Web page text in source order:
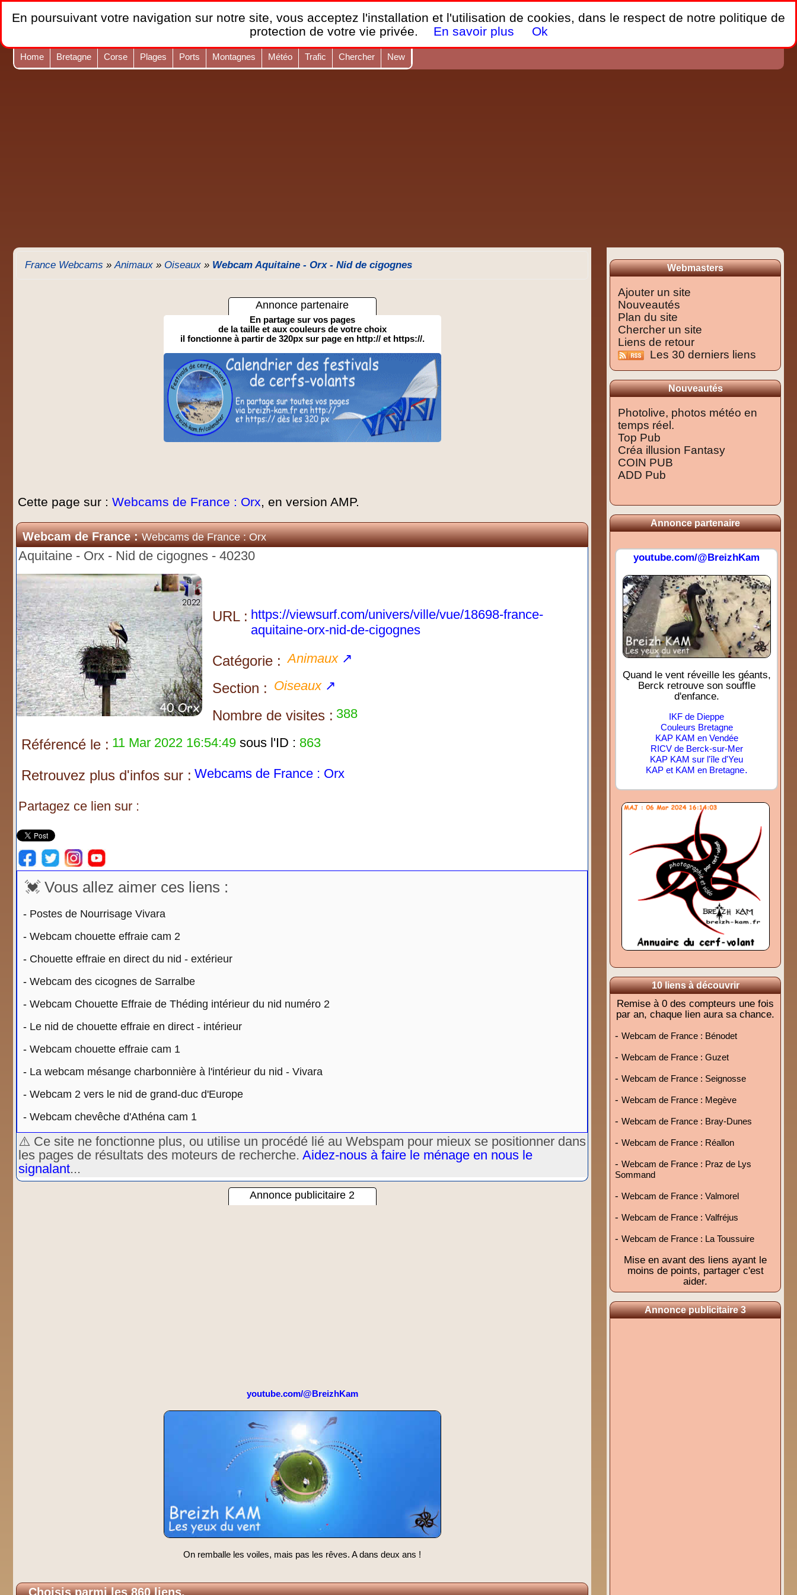
France Webcams,
Les webcams sur mobiles, portables et PC.
Home Bretagne Corse Plages Ports Montagnes Météo Trafic Chercher New
France Webcams »Animaux » Oiseaux » Webcam Aquitaine - Orx - Nid de cigognes
Annonce partenaire
En partage sur vos pages
de la taille et aux couleurs de votre choix
il fonctionne à partir de 320px sur page en http:// et https://.
Cette page sur : Webcams de France : Orx, en version AMP.
Webcam de France :Webcams de France : Orx
Aquitaine - Orx - Nid de cigognes - 40230
URL : https://viewsurf.com/univers/ville/vue/18698-france-
aquitaine-orx-nid-de-cigognes
Catégorie : Animaux↗
Section : Oiseaux↗
Nombre de visites : 388
Référencé le : 11 Mar 2022 16:54:49 sous l'ID : 863
Retrouvez plus d'infos sur : Webcams de France : Orx
Partagez ce lien sur :
💓 Vous allez aimer ces liens :
- Postes de Nourrisage Vivara
- Webcam chouette effraie cam 2
- Chouette effraie en direct du nid - extérieur
- Webcam des cicognes de Sarralbe
- Webcam Chouette Effraie de Théding intérieur du nid numéro 2
- Le nid de chouette effraie en direct - intérieur
- Webcam chouette effraie cam 1
- La webcam mésange charbonnière à l'intérieur du nid - Vivara
- Webcam 2 vers le nid de grand-duc d'Europe
- Webcam chevêche d'Athéna cam 1
⚠️ Ce site ne fonctionne plus, ou utilise un procédé lié au Webspam pour mieux se positionner dans
les pages de résultats des moteurs de recherche. Aidez-nous à faire le ménage en nous le
signalant...
Annonce publicitaire 2
youtube.com/@BreizhKam
On remballe les voiles, mais pas les rêves. A dans deux ans !
Choisis parmi les 860 liens.
Webmasters
Ajouter un site
Nouveautés
Plan du site
Chercher un site
Liens de retour
Les 30 derniers liens
Nouveautés
Photolive, photos météo en
temps réel.
Top Pub
Créa illusion Fantasy
COIN PUB
ADD Pub
Annonce partenaire
youtube.com/@BreizhKam
Quand le vent réveille les géants,
Berck retrouve son souffle
d'enfance.
IKF de Dieppe
Couleurs Bretagne
KAP KAM en Vendée
RICV de Berck-sur-Mer
KAP KAM sur l'île d'Yeu
KAP et KAM en Bretagne.
10 liens à découvrir
Remise à 0 des compteurs une fois
par an, chaque lien aura sa chance.
- Webcam de France : Bénodet
- Webcam de France : Guzet
- Webcam de France : Seignosse
- Webcam de France : Megève
- Webcam de France : Bray-Dunes
- Webcam de France : Réallon
- Webcam de France : Praz de Lys
Sommand
- Webcam de France : Valmorel
- Webcam de France : Valfréjus
- Webcam de France : La Toussuire
Mise en avant des liens ayant le
moins de points, partager c'est
aider.
Annonce publicitaire 3
En poursuivant votre navigation sur notre site, vous acceptez l'installation et l'utilisation de cookies, dans le respect de notre politique de
protection de votre vie privée.
En savoir plus Ok